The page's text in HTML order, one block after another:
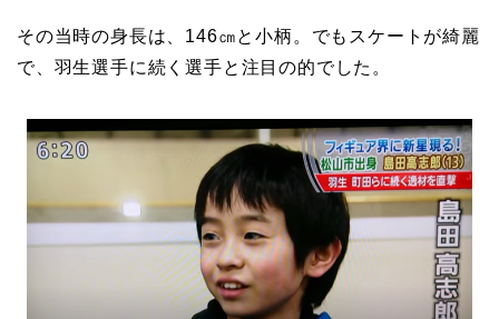
その当時の身長は、146㎝と小柄。でもスケートが綺麗
で、羽生選手に続く選手と注目の的でした。